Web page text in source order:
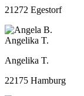
21272 Egestorf
Angelika T.
Angelika T.
22175 Hamburg